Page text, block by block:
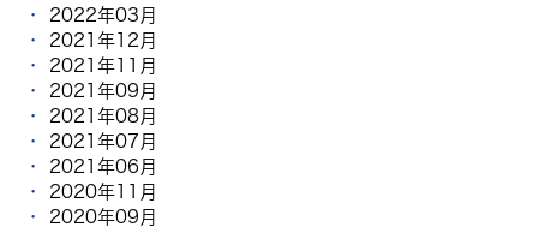
2022年03月
2021年12月
2021年11月
2021年09月
2021年08月
2021年07月
2021年06月
2020年11月
2020年09月